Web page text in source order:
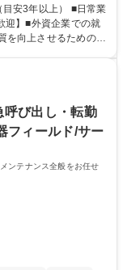
等での出展対応 ■日
安3年以上） ■日常業
迎】■外資企業での就
質を探索することが
メーカーの1つであ
的に開発していきま
呼び出し・転勤
フィールド/サー
ンテナンス全般をお任せ